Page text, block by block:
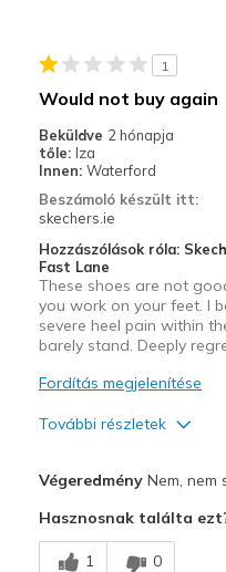
View On Shoes
I'm
1
Would not buy again
Beküldve 2 hónapja
tőle: Iza
Innen: Waterford
Beszámoló készült itt:
skechers.ie
Hozzászólások róla:
Fast Lane
These shoes are not
you work on your feet. I
severe heel pain within
barely stand. Deeply
Fordítás megjelenítése
További részletek
Poor Quality
VégeredményNem, nem
Hasznosnak találta
1 0